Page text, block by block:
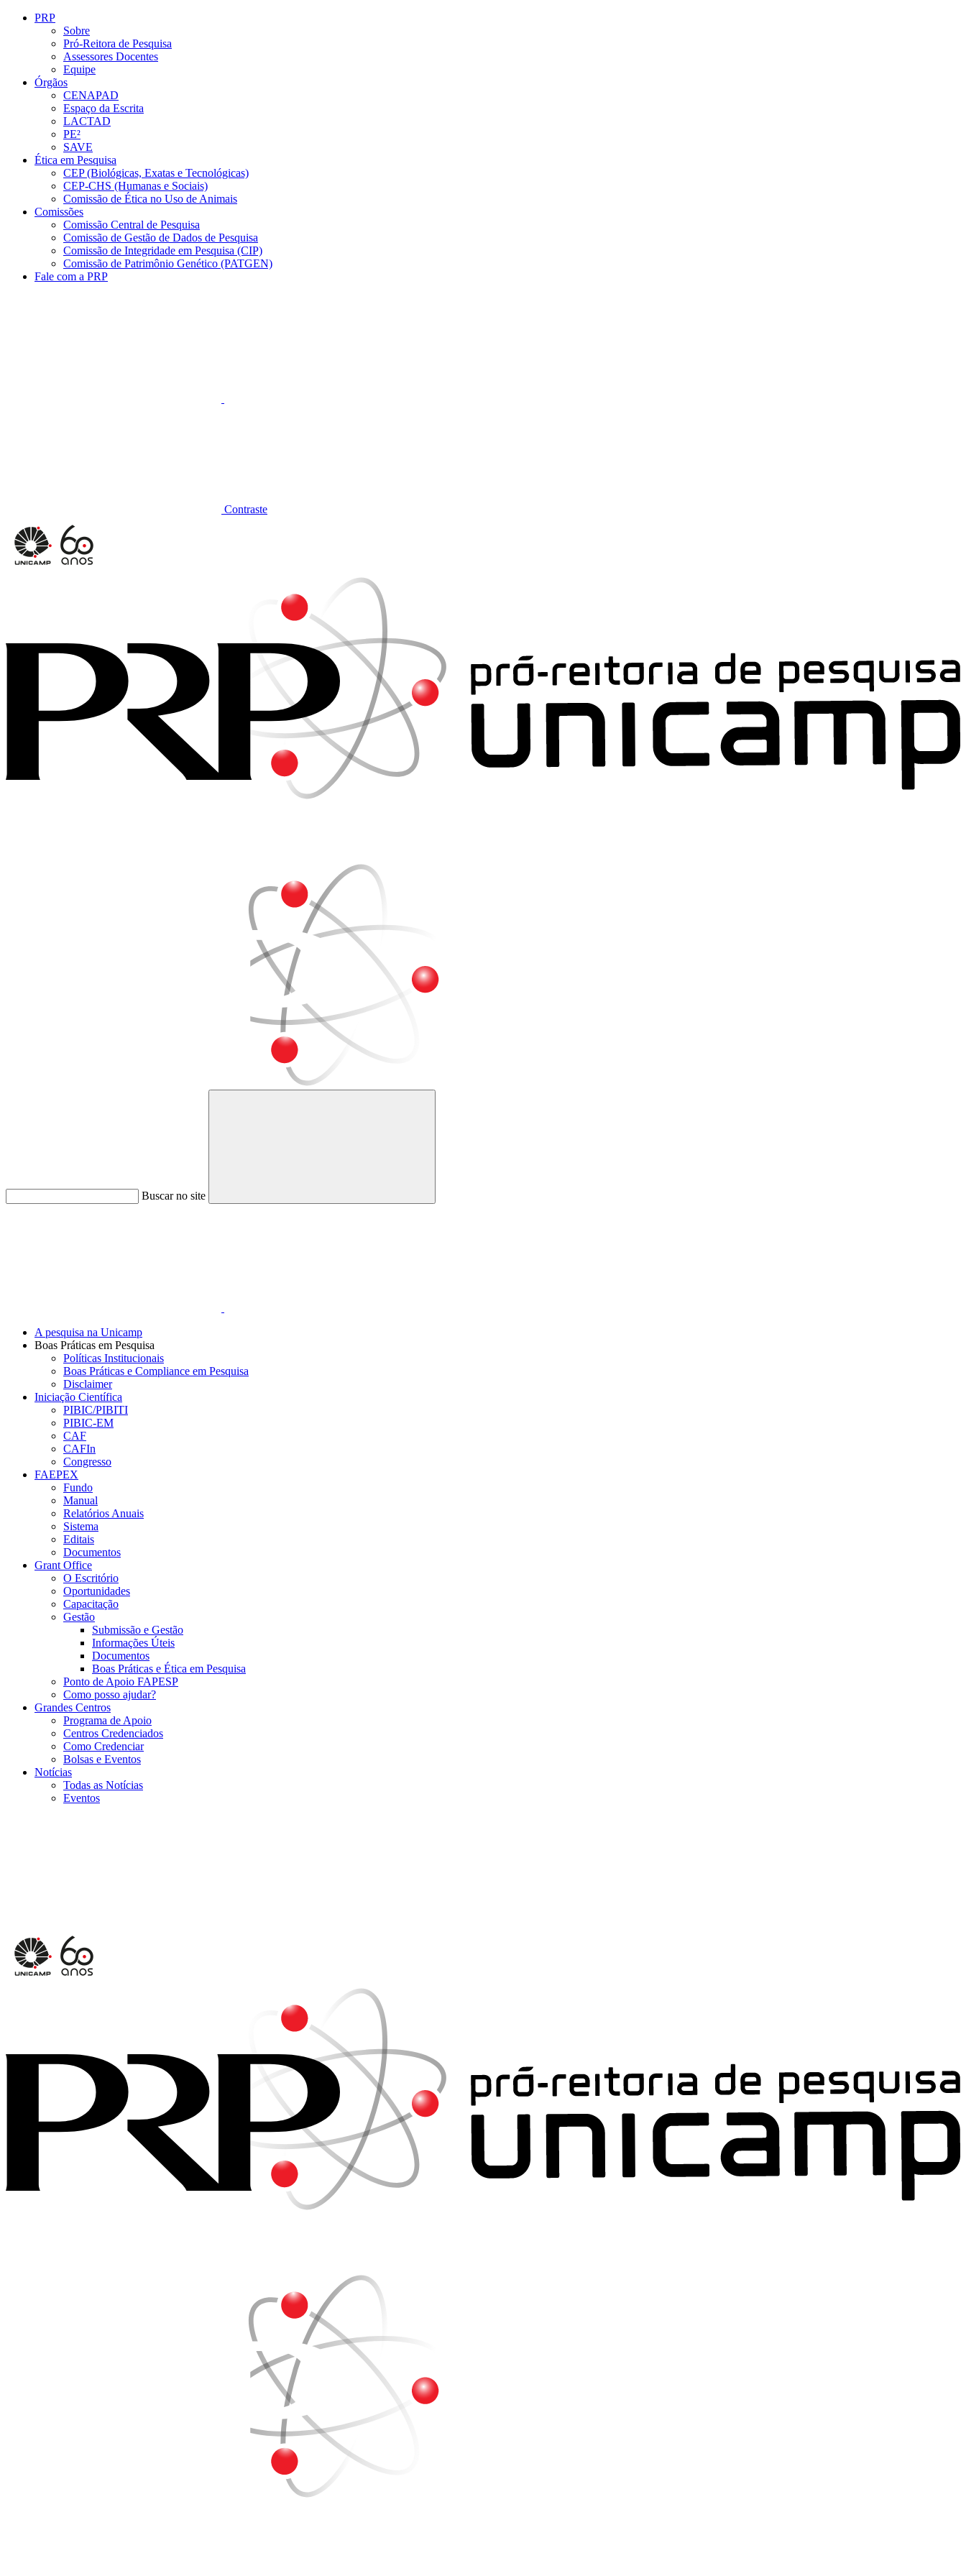
Conteúdo principal
PRP
Sobre
Pró-Reitora de Pesquisa
Assessores Docentes
Equipe
Órgãos
CENAPAD
Espaço da Escrita
LACTAD
PE²
SAVE
Ética em Pesquisa
CEP (Biológicas, Exatas e Tecnológicas)
CEP-CHS (Humanas e Sociais)
Comissão de Ética no Uso de Animais
Comissões
Comissão Central de Pesquisa
Comissão de Gestão de Dados de Pesquisa
Comissão de Integridade em Pesquisa (CIP)
Comissão de Patrimônio Genético (PATGEN)
Fale com a PRP
Contraste
Buscar no site
Buscar
A pesquisa na Unicamp
Boas Práticas em Pesquisa
Políticas Institucionais
Boas Práticas e Compliance em Pesquisa
Disclaimer
Iniciação Científica
PIBIC/PIBITI
PIBIC-EM
CAF
CAFIn
Congresso
FAEPEX
Fundo
Manual
Relatórios Anuais
Sistema
Editais
Documentos
Grant Office
O Escritório
Oportunidades
Capacitação
Gestão
Submissão e Gestão
Informações Úteis
Documentos
Boas Práticas e Ética em Pesquisa
Ponto de Apoio FAPESP
Como posso ajudar?
Grandes Centros
Programa de Apoio
Centros Credenciados
Como Credenciar
Bolsas e Eventos
Notícias
Todas as Notícias
Eventos